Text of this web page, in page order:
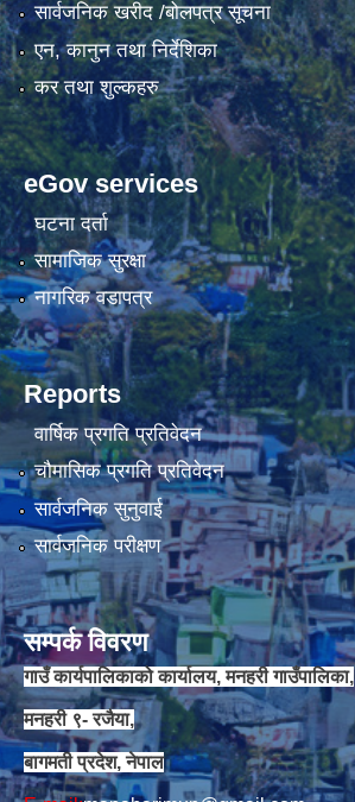
सार्वजनिक खरीद /बोलपत्र सूचना
एन, कानुन तथा निर्देशिका
कर तथा शुल्कहरु
eGov services
घटना दर्ता
सामाजिक सुरक्षा
नागरिक वडापत्र
Reports
वार्षिक प्रगति प्रतिवेदन
चौमासिक प्रगति प्रतिवेदन
सार्वजनिक सुनुवाई
सार्वजनिक परीक्षण
सम्पर्क विवरण
गाउँ कार्यपालिकाको कार्यालय, मनहरी गाउँपालिका,
मनहरी ९- रजैया,
बागमती प्रदेश, नेपाल